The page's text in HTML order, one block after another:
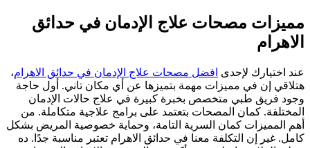
مميزات مصحات علاج الإدمان في حدائق
الاهرام
عند اختيارك لإحدى افضل مصحات علاج الإدمان في حدائق الاهرام،
هتلاقي إن في مميزات مهمة بتميزها عن أي مكان تاني. أول حاجة
وجود فريق طبي متخصص بخبرة كبيرة في علاج حالات الإدمان
المختلفة. كمان المصحات بتعتمد على برامج علاجية متكاملة. من
أهم المميزات كمان السرية التامة، وحماية خصوصية المريض بشكل
كامل. غير إن التكلفة معنا في حدائق الاهرام تعتبر مناسبة جدًا. ده